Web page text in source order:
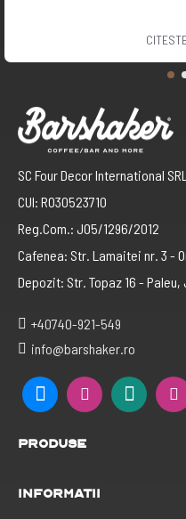
SC Four Decor International SRL
CUI: RO30523710
Reg.Com.: J05/1296/2012
Cafenea: Str. Lamaitei nr. 3 -
Depozit: Str. Topaz 16 - Paleu,
+40740-921-549
info@barshaker.ro
Produse
Informatii